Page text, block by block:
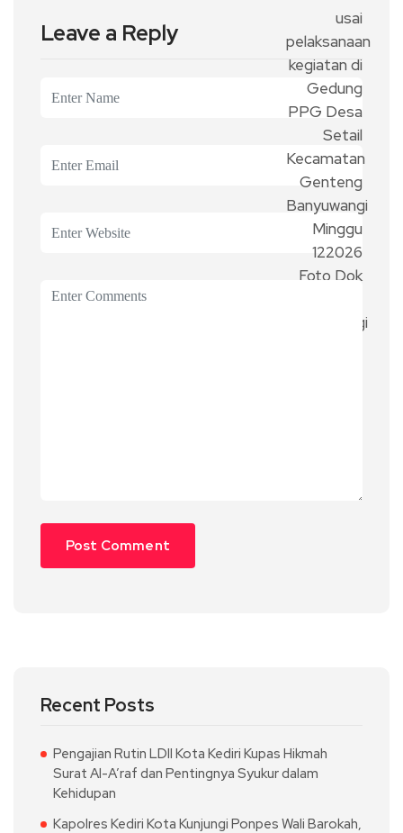
Leave a Reply
Recent Posts
Pengajian Rutin LDII Kota Kediri Kupas Hikmah
Surat Al-A’raf dan Pentingnya Syukur dalam
Kehidupan
Kapolres Kediri Kota Kunjungi Ponpes Wali Barokah,